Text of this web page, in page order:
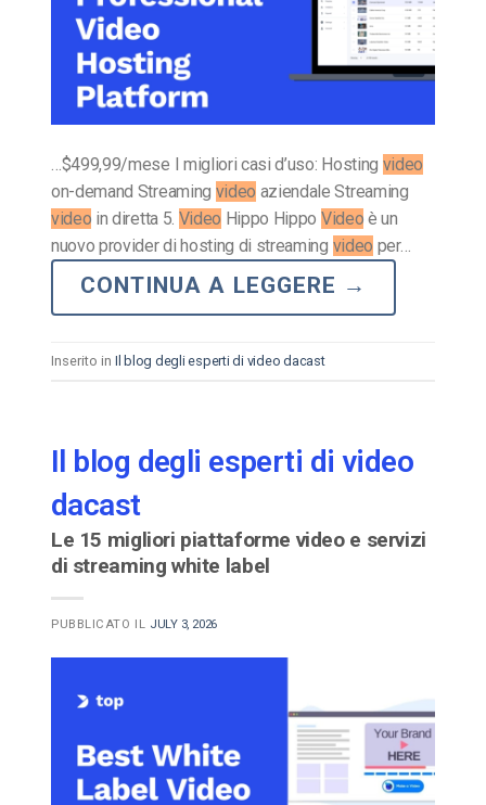
…$499,99/mese I migliori casi d’uso: Hosting video
on-demand Streaming video aziendale Streaming
video in diretta 5. Video Hippo Hippo Video è un
nuovo provider di hosting di streaming video per…
CONTINUA A LEGGERE →
Inserito in Il blog degli esperti di video dacast
Il blog degli esperti di video
dacast
Le 15 migliori piattaforme video e servizi
di streaming white label
PUBBLICATO IL JULY 3, 2026